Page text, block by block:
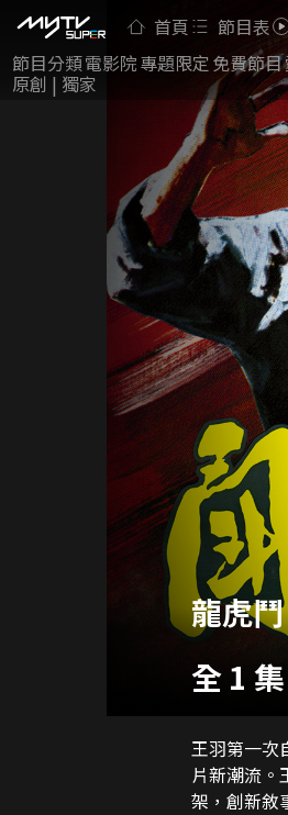
首頁 節目表
節目分類電影院專題限定免費節目
原創 | 獨家
龍虎鬥
全 1 集
王羽第一次
片新潮流。
架，創新敘